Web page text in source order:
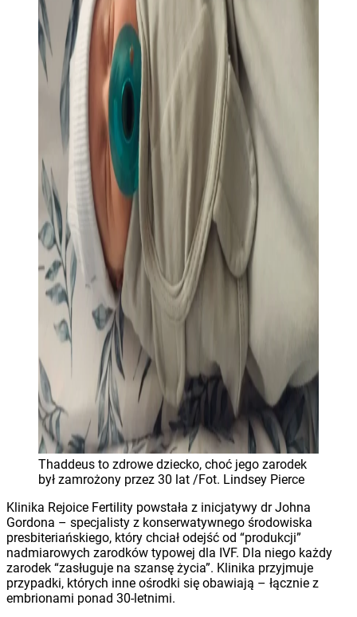
Thaddeus to zdrowe dziecko, choć jego zarodek
był zamrożony przez 30 lat /Fot. Lindsey Pierce
Klinika Rejoice Fertility powstała z inicjatywy dr Johna
Gordona – specjalisty z konserwatywnego środowiska
presbiteriańskiego, który chciał odejść od “produkcji”
nadmiarowych zarodków typowej dla IVF. Dla niego każdy
zarodek “zasługuje na szansę życia”. Klinika przyjmuje
przypadki, których inne ośrodki się obawiają – łącznie z
embrionami ponad 30-letnimi.